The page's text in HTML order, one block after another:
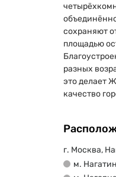
сохраняют
площадью
разных
это делает
качество
г. Москва,
м.